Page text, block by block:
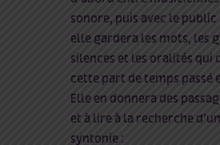
sonore, puis avec le public
elle gardera les mots, les
silences et les oralités qui
cette part de temps passé
Elle en donnera des
et à lire à la recherche
syntonie :